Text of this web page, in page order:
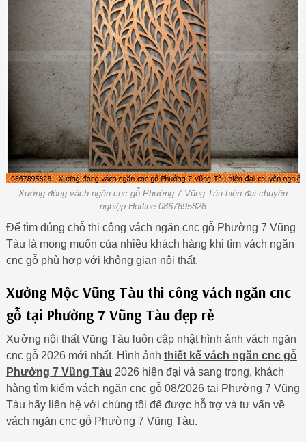
Xưởng đóng vách ngăn cnc gỗ Phường 7 Vũng Tàu hiện đại chuyên
nghiệp Hotline 0867895828
Để tìm đúng chỗ thi công vách ngăn cnc gỗ Phường 7 Vũng
Tàu là mong muốn của nhiều khách hàng khi tìm vách ngăn
cnc gỗ phù hợp với không gian nội thất.
Xưởng Mộc Vũng Tàu thi công vách ngăn cnc
gỗ tại Phường 7 Vũng Tàu đẹp rẻ
Xưởng nội thất Vũng Tàu luôn cập nhật hình ảnh vách ngăn
cnc gỗ 2026 mới nhất. Hình ảnh thiết kế vách ngăn cnc gỗ
Phường 7 Vũng Tàu 2026 hiện đại và sang trọng, khách
hàng tìm kiếm vách ngăn cnc gỗ 08/2026 tại Phường 7 Vũng
Tàu hãy liên hệ với chúng tôi để được hỗ trợ và tư vấn về
vách ngăn cnc gỗ Phường 7 Vũng Tàu.